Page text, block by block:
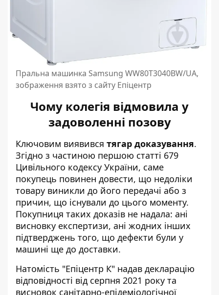
Пральна машинка Samsung WW80T3040BW/UA,
зображення взято з сайту Епіцентр
Чому колегія відмовила у
задоволенні позову
Ключовим виявився тягар доказування.
Згідно з частиною першою статті 679
Цивільного кодексу України, саме
покупець повинен довести, що недоліки
товару виникли до його передачі або з
причин, що існували до цього моменту.
Покупниця таких доказів не надала: ані
висновку експертизи, ані жодних інших
підтверджень того, що дефекти були у
машині ще до доставки.
Натомість "Епіцентр К" надав декларацію
відповідності від серпня 2021 року та
висновок санітарно-епідеміологічної